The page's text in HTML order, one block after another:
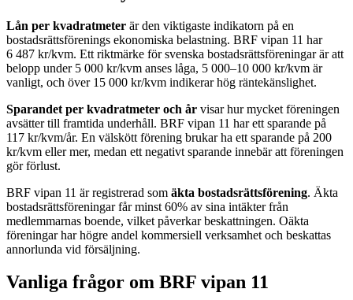
Lån per kvadratmeter är den viktigaste indikatorn på en
bostadsrättsförenings ekonomiska belastning. BRF vipan 11 har
6 487 kr/kvm. Ett riktmärke för svenska bostadsrättsföreningar är att
belopp under 5 000 kr/kvm anses låga, 5 000–10 000 kr/kvm är
vanligt, och över 15 000 kr/kvm indikerar hög räntekänslighet.
Sparandet per kvadratmeter och år visar hur mycket föreningen
avsätter till framtida underhåll. BRF vipan 11 har ett sparande på
117 kr/kvm/år. En välskött förening brukar ha ett sparande på 200
kr/kvm eller mer, medan ett negativt sparande innebär att föreningen
gör förlust.
BRF vipan 11 är registrerad som äkta bostadsrättsförening. Äkta
bostadsrättsföreningar får minst 60% av sina intäkter från
medlemmarnas boende, vilket påverkar beskattningen. Oäkta
föreningar har högre andel kommersiell verksamhet och beskattas
annorlunda vid försäljning.
Vanliga frågor om BRF vipan 11